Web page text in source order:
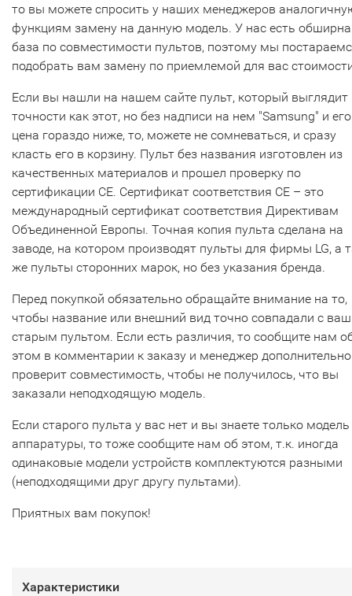
то вы можете спросить у наших менеджеров
функциям замену на данную модель. У нас есть
база по совместимости пультов, поэтому мы
подобрать вам замену по приемлемой для вас
Если вы нашли на нашем сайте пульт, который выглядит
точности как этот, но без надписи на нем "Samsung" и его
цена гораздо ниже, то, можете не сомневаться, и сразу
класть его в корзину. Пульт без названия изготовлен из
качественных материалов и прошел проверку по
сертификации CE. Сертификат соответствия СЕ – это
международный сертификат соответствия Директивам
Объединенной Европы. Точная копия пульта сделана на
заводе, на котором производят пульты для фирмы LG, а
же пульты сторонних марок, но без указания бренда.
Перед покупкой обязательно обращайте внимание на то,
чтобы название или внешний вид точно совпадали с
старым пультом. Если есть различия, то сообщите нам
этом в комментарии к заказу и менеджер дополнительно
проверит совместимость, чтобы не получилось, что вы
заказали неподходящую модель.
Если старого пульта у вас нет и вы знаете только модель
аппаратуры, то тоже сообщите нам об этом, т.к. иногда
одинаковые модели устройств комплектуются разными
(неподходящими друг другу пультами).
Приятных вам покупок!
Характеристики